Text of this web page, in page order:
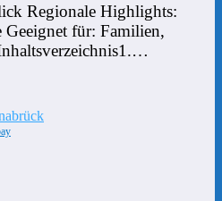
Regionale Highlights:
für: Familien,